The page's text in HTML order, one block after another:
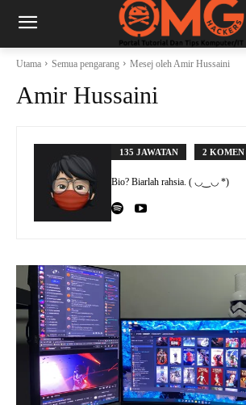
Utama Semua pengarang Mesej oleh Amir Hussaini
Amir Hussaini
135 JAWATAN 2 KOMEN
Bio? Biarlah rahsia. ( ◡‿◡ *)